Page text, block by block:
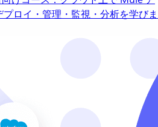
ロイ・管理・監視・分析を学びま